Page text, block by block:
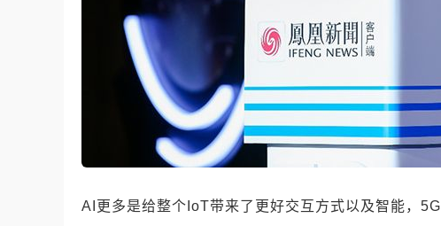
AI 更多是给整个 IoT带来了更好交互方式以及智能， 5G